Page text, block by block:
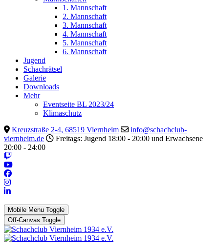
1. Mannschaft
2. Mannschaft
3. Mannschaft
4. Mannschaft
5. Mannschaft
6. Mannschaft
Jugend
Schachrätsel
Galerie
Downloads
Mehr
Eventseite BL 2023/24
Klimaschutz
Kreuzstraße 2-4, 68519 Viernheim
info@schachclub-
viernheim.de
Freitags: Jugend 18:00 - 20:00 und Erwachsene
20:00 - 24:00
Mobile Menu Toggle
Off-Canvas Toggle